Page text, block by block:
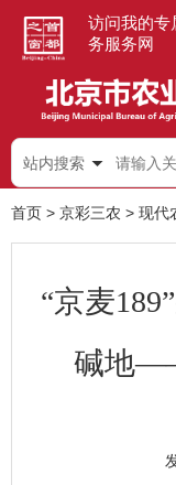
访问我的专
务服务网
站内搜索
首页 > 京彩三农 > 现代
“京麦
碱地